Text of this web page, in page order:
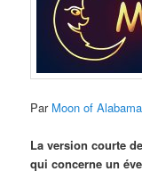
Par Moon of Alabama
La version courte
qui concerne un